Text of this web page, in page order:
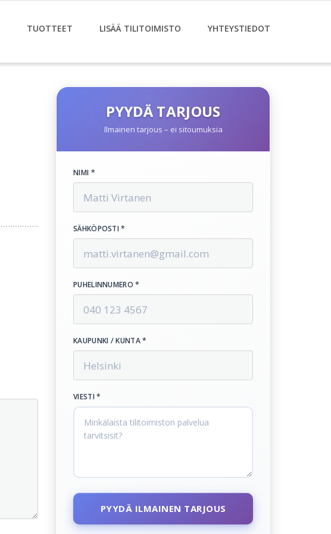
TUOTTEET LISÄÄ TILITOIMISTO YHTEYSTIEDOT
PYYDÄ TARJOUS
Ilmainen tarjous – ei sitoumuksia
NIMI *
SÄHKÖPOSTI *
PUHELINNUMERO *
KAUPUNKI / KUNTA *
VIESTI *
PYYDÄ ILMAINEN TARJOUS